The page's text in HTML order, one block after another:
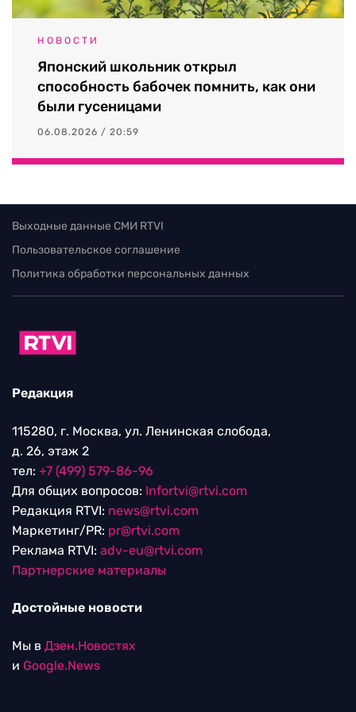
НОВОСТИ
Японский школьник открыл
способность бабочек помнить, как они
были гусеницами
06.08.2026 / 20:59
Выходные данные СМИ RTVI
Пользовательское соглашение
Политика обработки персональных данных
Редакция
115280, г. Москва, ул. Ленинская слобода,
д. 26, этаж 2
тел: +7 (499) 579-86-96
Для общих вопросов: Infortvi@rtvi.com
Редакция RTVI: news@rtvi.com
Маркетинг/PR: pr@rtvi.com
Реклама RTVI: adv-eu@rtvi.com
Партнерские материалы
Достойные новости
Мы в Дзен.Новостях
и Google.News